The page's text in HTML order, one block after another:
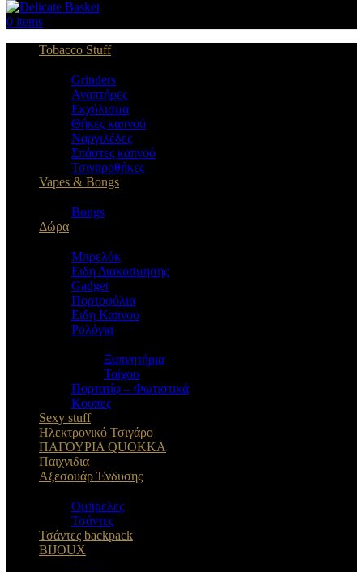
0 items
Tobacco Stuff
Grinders
Αναπτήρες
Εκχύλισμα
Θήκες καπνού
Ναργιλέδες
Σπάστες καπνού
Τσιγαροθήκες
Vapes & Bongs
Bongs
Δώρα
Μπρελόκ
Eιδη Διακοσμησης
Gadget
Πορτοφόλια
Ειδη Καπνου
Ρολόγια
Ξυπνητήρια
Τοίχου
Πορτατίφ – Φωτιστικά
Κουπες
Sexy stuff
Ηλεκτρονικό Τσιγάρο
ΠΑΓΟΥΡΙΑ QUOKKA
Παιχνιδια
Αξεσουάρ Ένδυσης
Oμπρελες
Τσάντες
Τσάντες backpack
BIJOUX